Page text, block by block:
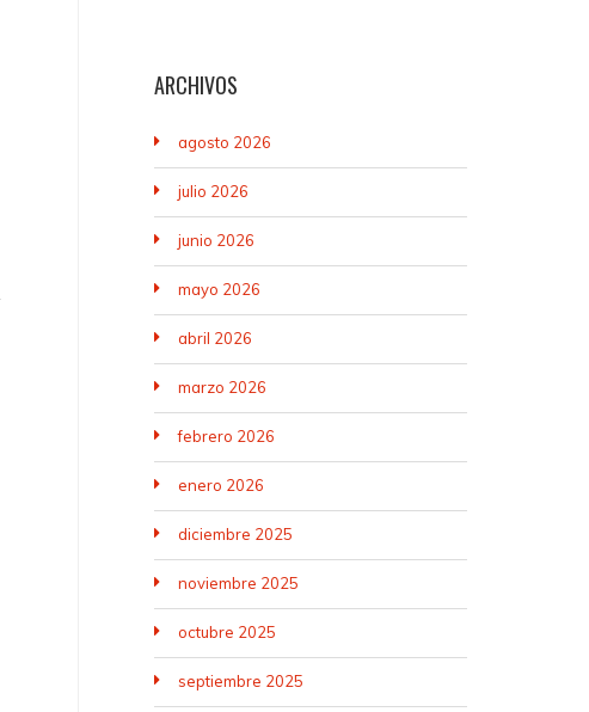
ARCHIVOS
agosto 2026
julio 2026
junio 2026
mayo 2026
abril 2026
marzo 2026
febrero 2026
enero 2026
diciembre 2025
noviembre 2025
octubre 2025
septiembre 2025